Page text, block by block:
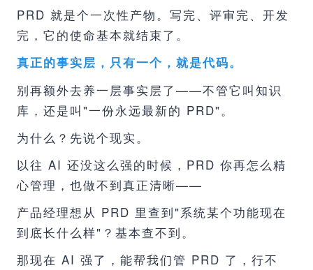
PRD 就是个一次性产物。写完、评审完、开发
完，它的使命基本就结束了。
真正的事实层，只有一个，就是代码。
别再额外去养一层事实层了——不管它叫知识
库，还是叫"一份永远最新的 PRD"。
为什么？先说个现实。
以往 AI 还没这么强的时候，PRD 你再怎么精
心管理，也做不到真正清晰——
产品经理想从 PRD 里查到"系统某个功能现在
到底长什么样"？基本查不到。
那现在 AI 强了，能帮我们管 PRD 了，行不